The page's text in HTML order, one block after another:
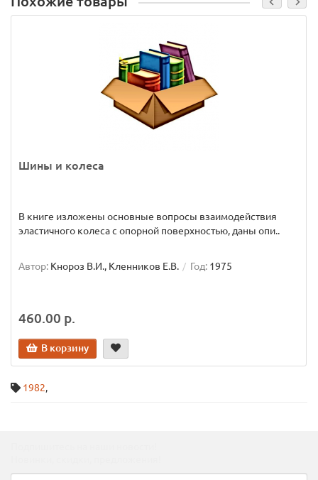
Шины и колеса
В книге изложены основные вопросы взаимодействия
эластичного колеса с опорной поверхностью, даны опи..
Автор: Кнороз В.И., Кленников Е.В. Год: 1975
460.00 р.
В корзину
1982,